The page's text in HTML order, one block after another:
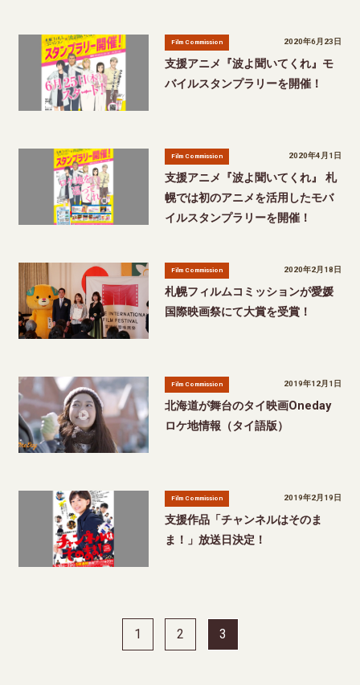
Film Commission 2020年6月23日
支援アニメ『波よ聞いてくれ』モ
バイルスタンプラリーを開催！
Film Commission 2020年4月1日
支援アニメ『波よ聞いてくれ』 札
幌では初のアニメを活用したモバ
イルスタンプラリーを開催！
Film Commission 2020年2月18日
札幌フィルムコミッションが愛媛
国際映画祭にて大賞を受賞！
Film Commission 2019年12月1日
北海道が舞台のタイ映画Oneday
ロケ地情報（タイ語版）
Film Commission 2019年2月19日
支援作品「チャンネルはそのま
ま！」放送日決定！
1 2 3